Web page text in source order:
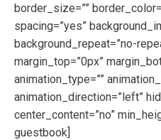
border_size=””
spacing=”yes”
background_repeat=”no-
margin_top=”0px”
animation_type=””
animation_direction=”left”
center_content=”no”
guestbook]